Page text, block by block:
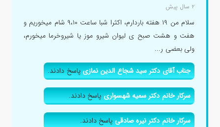
۲ سال پیش
سلام من ۱۹ هفته باردارم، اکثرا شبا ساعت ۹،۱۰ شام میخوریم و
هفت و هشت صبح ی لیوان شیرو موز یا شیروخرما میخورم،
ولی بعضی ر...
جناب آقای دکتر سید شجاع الدین نمازیپاسخ دادند.
سرکار خانم دکتر سمیه شهسواریپاسخ دادند.
سرکار خانم دکتر نیره صادقیپاسخ دادند.